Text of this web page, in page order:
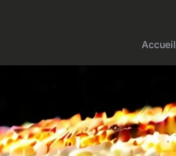
Accueil